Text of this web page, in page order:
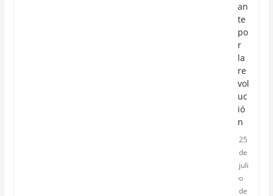
an
te
po
r
la
re
vol
uc
ió
n
25
de
juli
o
de